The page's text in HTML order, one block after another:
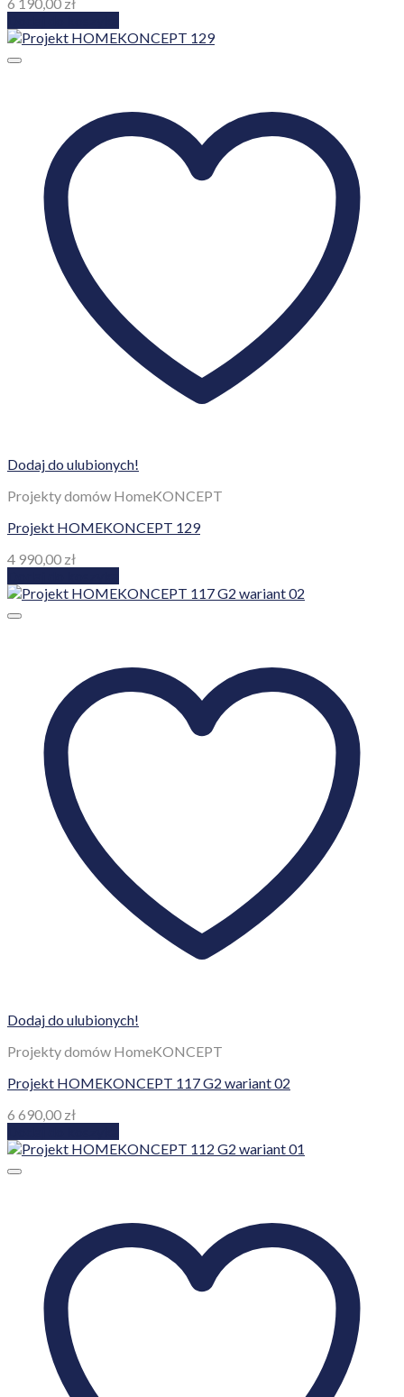
Dodaj do ulubionych!
Projekty domów HomeKONCEPT
Projekt HOMEKONCEPT 129
4 990,00 zł
Dodaj do ulubionych!
Projekty domów HomeKONCEPT
Projekt HOMEKONCEPT 117 G2 wariant 02
6 690,00 zł